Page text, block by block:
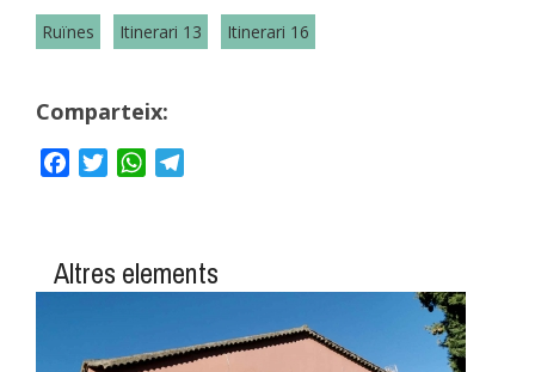
Ruïnes Itinerari 13 Itinerari 16
Comparteix:
FacebookTwitterWhatsApp
Altres elements